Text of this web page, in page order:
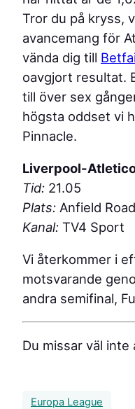
Tror du på kryss,
avancemang för
vända dig till
oavgjort resultat.
till över sex
högsta oddset vi
Pinnacle.
Liverpool-
Tid: 21.05
Plats: Anfield
Kanal: TV4 Sport
Vi återkommer i
motsvarande
andra semifinal,
Du missar väl inte
Europa League